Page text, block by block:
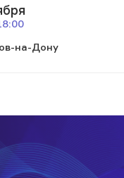
на-Дону